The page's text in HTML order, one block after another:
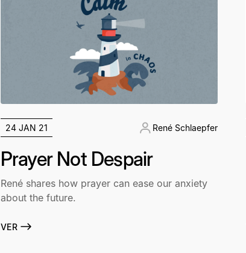
24 JAN 21 René Schlaepfer
Prayer Not Despair
René shares how prayer can ease our anxiety
about the future.
VER